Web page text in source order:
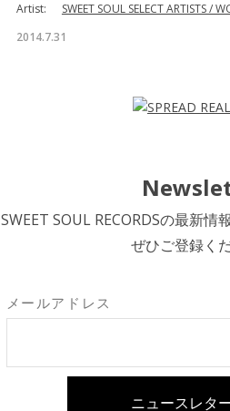
Artist:
SWEET SOUL SELECT ARTISTS /
2014.7.31
SWEET SOUL RECORDSの最新情
ぜひご登録くだ